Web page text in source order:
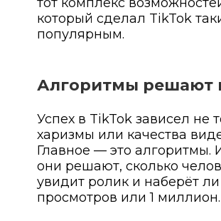
который сделал TikTok
популярным.
Алгоритмы решают
Успех в TikTok зависел не
харизмы или качества
Главное — это алгоритмы.
они решают, сколько
увидит ролик и наберёт ли
просмотров или 1 миллион.